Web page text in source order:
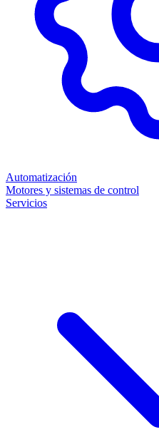
Automatización
Motores y sistemas de control
Servicios